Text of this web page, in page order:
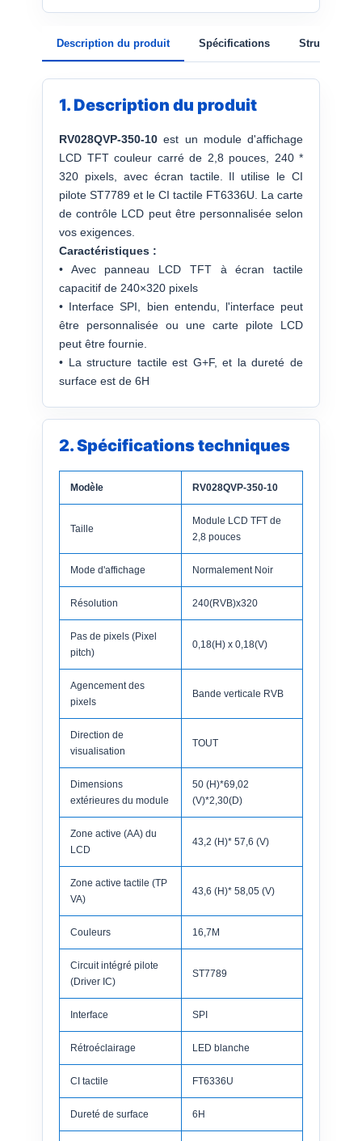
Description du produit Spécifications Structure
1. Description du produit
RV028QVP-350-10 est un module d'affichage
LCD TFT couleur carré de 2,8 pouces, 240 *
320 pixels, avec écran tactile. Il utilise le CI
pilote ST7789 et le CI tactile FT6336U. La carte
de contrôle LCD peut être personnalisée selon
vos exigences.
Caractéristiques :
• Avec panneau LCD TFT à écran tactile
capacitif de 240×320 pixels
• Interface SPI, bien entendu, l'interface peut
être personnalisée ou une carte pilote LCD
peut être fournie.
• La structure tactile est G+F, et la dureté de
surface est de 6H
2. Spécifications techniques
Modèle RV028QVP-350-10
Taille
Module LCD TFT de
2,8 pouces
Mode d'affichage Normalement Noir
Résolution 240(RVB)x320
Pas de pixels (Pixel
pitch)
0,18(H) x 0,18(V)
Agencement des
pixels
Bande verticale RVB
Direction de
visualisation
TOUT
Dimensions
extérieures du module
50 (H)*69,02
(V)*2,30(D)
Zone active (AA) du
LCD
43,2 (H)* 57,6 (V)
Zone active tactile (TP
VA)
43,6 (H)* 58,05 (V)
Couleurs 16,7M
Circuit intégré pilote
(Driver IC)
ST7789
Interface SPI
Rétroéclairage LED blanche
CI tactile FT6336U
Dureté de surface 6H